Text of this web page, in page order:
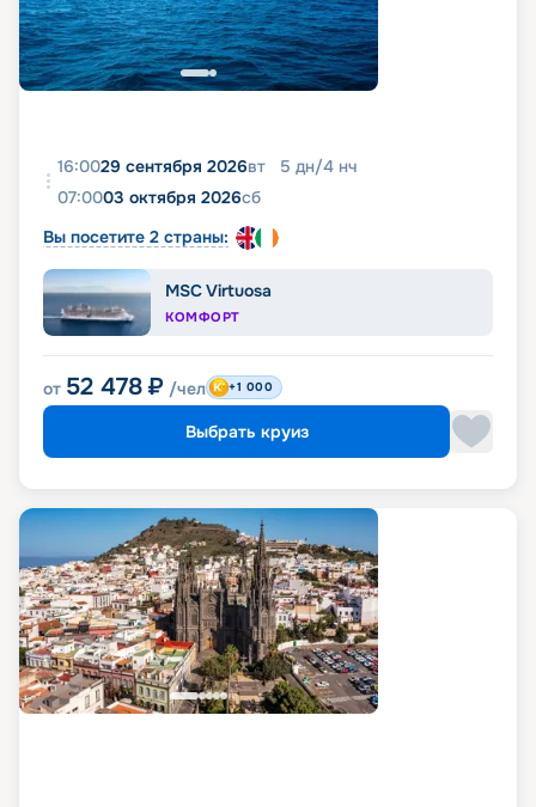
16:0029 сентября 2026вт 5 дн/4 нч
07:0003 октября 2026сб
Вы посетите 2 страны:
MSC Virtuosa
КОМФОРТ
от 52 478 ₽ /чел +1 000
Выбрать круиз